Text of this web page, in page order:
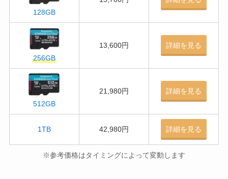
128GB
256GB
13,600円 詳細を見る
512GB
21,980円 詳細を見る
1TB 42,980円 詳細を見る
※参考価格はタイミングによって変動します